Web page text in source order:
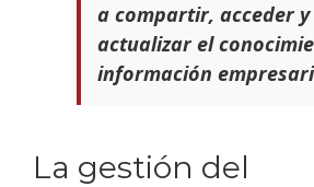
a compartir, acceder y
actualizar el
información
La gestión del